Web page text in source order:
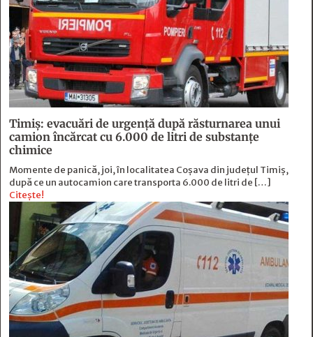
Timiș: evacuări de urgență după răsturnarea unui
camion încărcat cu 6.000 de litri de substanțe
chimice
Momente de panică, joi, în localitatea Coșava din județul Timiș,
după ce un autocamion care transporta 6.000 de litri de […]
Citește!